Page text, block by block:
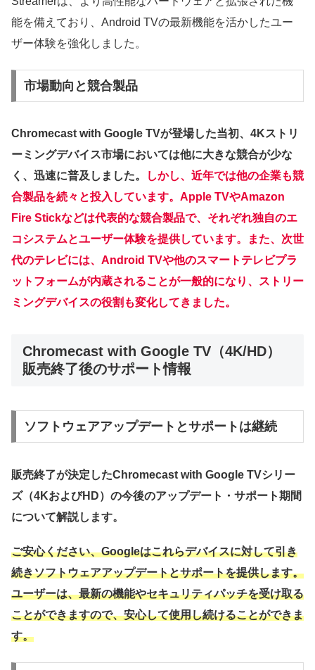
能を備えており、Android TVの最新機能を活かしたユー
ザー体験を強化しました。
市場動向と競合製品
Chromecast with Google TVが登場した当初、4Kストリ
ーミングデバイス市場においては他に大きな競合が少な
く、迅速に普及しました。
しかし、近年では他の企業も競
合製品を続々と投入しています。Apple TVやAmazon
Fire Stickなどは代表的な競合製品で、それぞれ独自のエ
コシステムとユーザー体験を提供しています。また、次世
代のテレビには、Android TVや他のスマートテレビプラ
ットフォームが内蔵されることが一般的になり、ストリー
ミングデバイスの役割も変化してきました。
Chromecast with Google TV（4K/HD）
販売終了後のサポート情報
ソフトウェアアップデートとサポートは継続
販売終了が決定したChromecast with Google TVシリー
ズ（4KおよびHD）の今後のアップデート・サポート期間
について解説します。
ご安心ください、Googleはこれらデバイスに対して引き
続きソフトウェアアップデートとサポートを提供します。
ユーザーは、最新の機能やセキュリティパッチを受け取る
ことができますので、安心して使用し続けることができま
す。